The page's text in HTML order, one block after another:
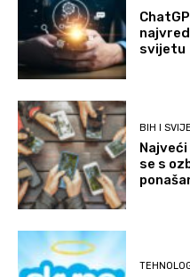
svijetu
BIH I
se s